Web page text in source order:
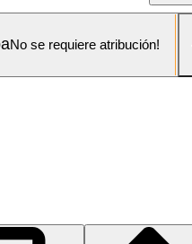
No se requiere atribución!